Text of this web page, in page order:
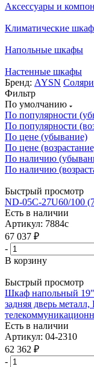
Аксессуары и
Климатические
Напольные шкафы
Настенные шкафы
Бренд: AYSN
Фильтр
По умолчанию
По популярности
По популярности
По цене (убывание)
По цене
По наличию
По наличию
Быстрый просмотр
ND-05C-27U60/100
Есть в наличии
Артикул: 7884c
67 037 ₽
-
В корзину
Быстрый просмотр
Шкаф напольный 19"
задняя дверь
Есть в наличии
Артикул: 04-2310
62 362 ₽
-